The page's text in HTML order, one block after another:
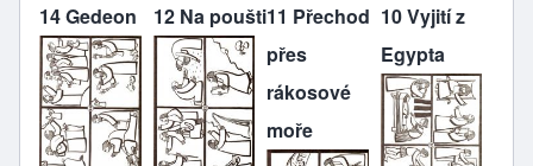
14 Gedeon 12 Na poušti11 Přechod
přes
rákosové
moře
10 Vyjití z
Egypta